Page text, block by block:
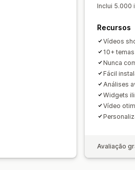
Acompanhamento de
Inclui 5.000
Recursos
Vídeos
10+
Nunca
Fácil
Análises
Widgets
Vídeo
Avaliação